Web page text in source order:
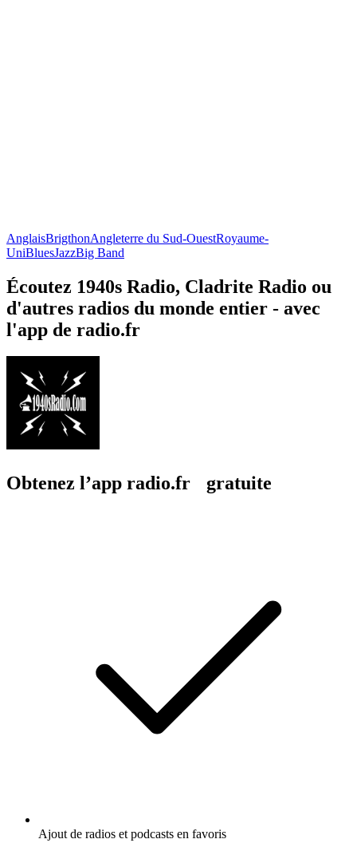
AnglaisBrigthonAngleterre du Sud-OuestRoyaume-
UniBluesJazzBig Band
Écoutez 1940s Radio, Cladrite Radio ou
d'autres radios du monde entier - avec
l'app de radio.fr
Obtenez l’app radio.fr gratuite
Ajout de radios et podcasts en favoris